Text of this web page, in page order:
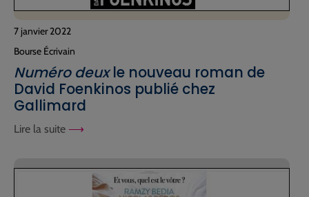
7 janvier 2022
Bourse Écrivain
Numéro deuxle nouveau roman de
David Foenkinos publié chez
Gallimard
Lire la suite